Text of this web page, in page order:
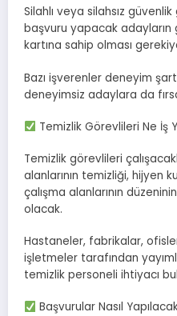
Silahlı veya silahsız
başvuru yapacak
kartına sahip olması
Bazı işverenler deneyim
deneyimsiz adaylara da
Temizlik Görevlileri Ne İş
Temizlik görevlileri
alanlarının temizliği, hijyen
çalışma alanlarının
olacak.
Hastaneler, fabrikalar,
işletmeler tarafından
temizlik personeli ihtiyacı
Başvurular Nasıl